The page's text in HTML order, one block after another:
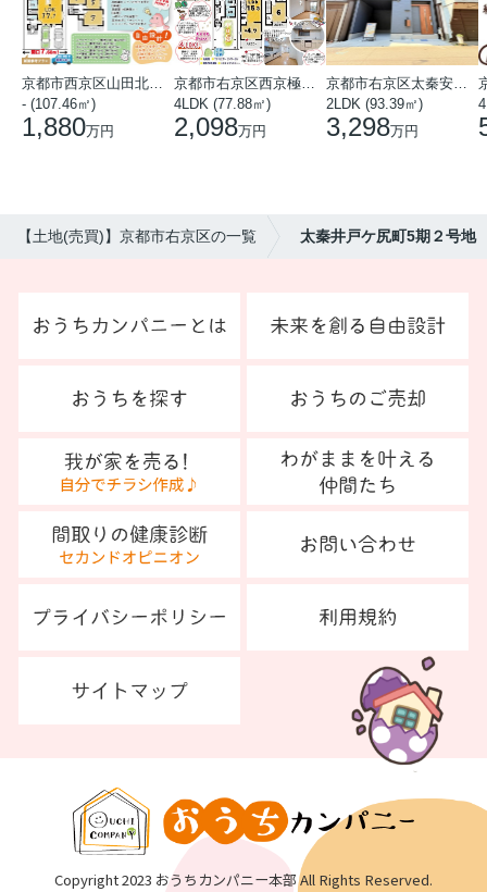
- (107.46㎡)
1,880万円
4LDK (77.88㎡)
2,098万円
2LDK (93.39㎡)
3,298万円
【土地(売買)】京都市右京区の一覧 太秦井戸ケ尻町5期２号地
Copyright 2023 おうちカンパニー本部 All Rights Reserved.